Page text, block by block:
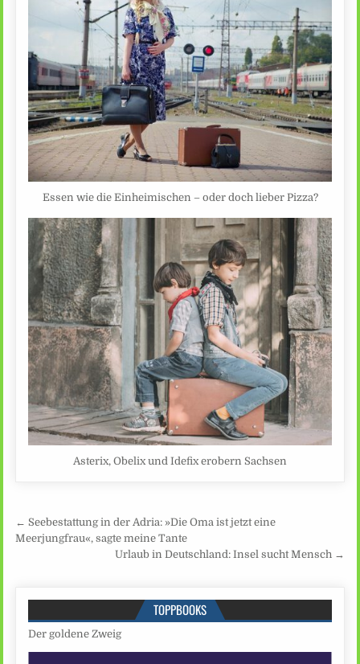
Essen wie die Einheimischen – oder doch lieber Pizza?
Asterix, Obelix und Idefix erobern Sachsen
Beitragsnavigation
← Seebestattung in der Adria: »Die Oma ist jetzt eine
Meerjungfrau«, sagte meine Tante
Urlaub in Deutschland: Insel sucht Mensch →
TOPPBOOKS
Der goldene Zweig